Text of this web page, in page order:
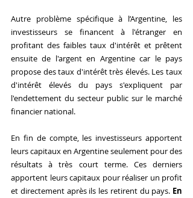
Autre problème spécifique à l’Argentine, les
investisseurs se financent à l'étranger en
profitant des faibles taux d'intérêt et prêtent
ensuite de l'argent en Argentine car le pays
propose des taux d'intérêt très élevés. Les taux
d'intérêt élevés du pays s'expliquent par
l'endettement du secteur public sur le marché
financier national.
En fin de compte, les investisseurs apportent
leurs capitaux en Argentine seulement pour des
résultats à très court terme. Ces derniers
apportent leurs capitaux pour réaliser un profit
et directement après ils les retirent du pays. En